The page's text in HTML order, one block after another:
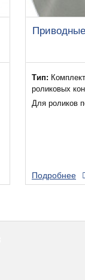
Тип:
роликовых
Для роликов
Подробнее